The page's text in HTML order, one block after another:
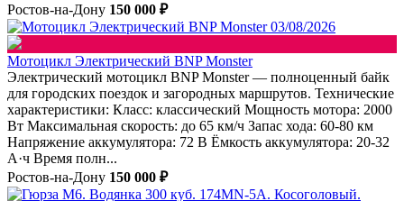
Ростов-на-Дону 150 000 ₽
03/08/2026
Мотоцикл Электрический BNP Monster
Электрический мотоцикл BNP Monster — полноценный байк
для городских поездок и загородных маршрутов. Технические
характеристики: Класс: классический Мощность мотора: 2000
Вт Максимальная скорость: до 65 км/ч Запас хода: 60-80 км
Напряжение аккумулятора: 72 В Ёмкость аккумулятора: 20-32
А·ч Время полн...
Ростов-на-Дону 150 000 ₽